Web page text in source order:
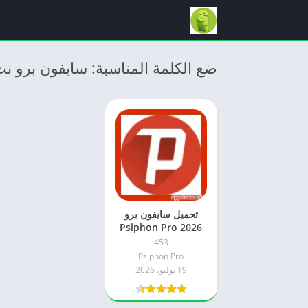
ضع الكلمة المناسبة: سايفون برو
تحميل سايفون برو
2026 Psiphon Pro
الاصدار الاخير للاندرويد
مجاناً
453
Psiphon Pro
19 يوليو، 2026